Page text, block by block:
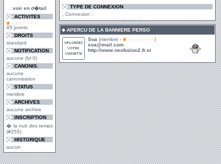
voir en d�tail
ACTIVITES
45 points
DROITS
standard
NOTIFICATION
aucune (lvl 0)
CANONIS.
aucune
canonisation
STATUS
membre
ARCHIVES
aucune archive
INSCRIPTION
� la nuit des temps
(#255)
HISTORIQUE
aucun
TYPE DE CONNEXION
Connexion :
APERCU DE LA BANNIERE PERSO
Soa (membre -
)
soa@mail.com
http://www.neofuzion2.fr.st